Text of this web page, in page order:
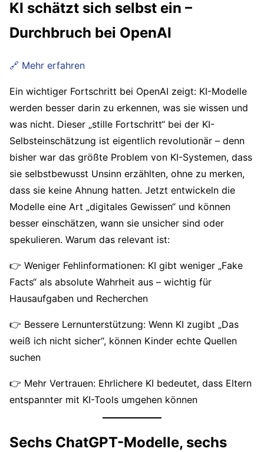
KI schätzt sich selbst ein –
Durchbruch bei OpenAI
🔗 Mehr erfahren
Ein wichtiger Fortschritt bei OpenAI zeigt: KI-Modelle
werden besser darin zu erkennen, was sie wissen und
was nicht. Dieser „stille Fortschritt“ bei der KI-
Selbsteinschätzung ist eigentlich revolutionär – denn
bisher war das größte Problem von KI-Systemen, dass
sie selbstbewusst Unsinn erzählten, ohne zu merken,
dass sie keine Ahnung hatten. Jetzt entwickeln die
Modelle eine Art „digitales Gewissen“ und können
besser einschätzen, wann sie unsicher sind oder
spekulieren. Warum das relevant ist:
👉 Weniger Fehlinformationen: KI gibt weniger „Fake
Facts“ als absolute Wahrheit aus – wichtig für
Hausaufgaben und Recherchen
👉 Bessere Lernunterstützung: Wenn KI zugibt „Das
weiß ich nicht sicher“, können Kinder echte Quellen
suchen
👉 Mehr Vertrauen: Ehrlichere KI bedeutet, dass Eltern
entspannter mit KI-Tools umgehen können
Sechs ChatGPT-Modelle, sechs